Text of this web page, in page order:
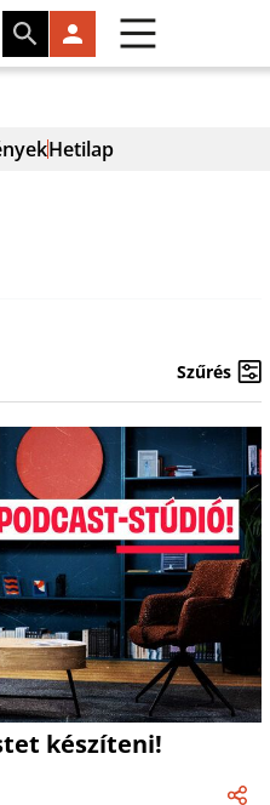
Hetilap
Szűrés
készíteni!